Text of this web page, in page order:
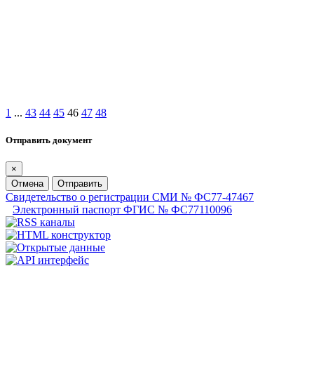
1 ... 43 44 45 46 47 48
Отправить документ
×
Отмена
Отправить
Свидетельство о регистрации СМИ № ФС77-47467
Электронный паспорт ФГИС № ФС77110096